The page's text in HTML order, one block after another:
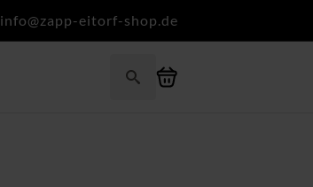
info@zapp-eitorf-shop.de